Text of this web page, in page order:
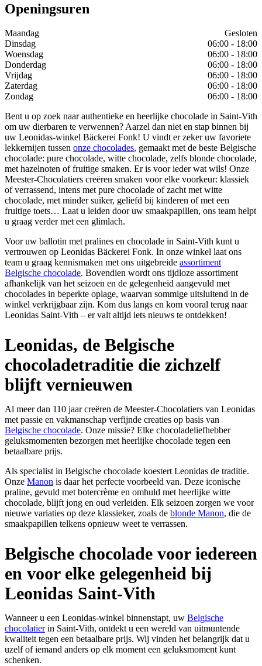
Openingsuren
Maandag
Gesloten
Dinsdag
06:00 - 18:00
Woensdag
06:00 - 18:00
Donderdag
06:00 - 18:00
Vrijdag
06:00 - 18:00
Zaterdag
06:00 - 18:00
Zondag
06:00 - 18:00
Bent u op zoek naar authentieke en heerlijke chocolade in Saint-Vith
om uw dierbaren te verwennen? Aarzel dan niet en stap binnen bij
uw Leonidas-winkel Bäckerei Fonk! U vindt er zeker uw favoriete
lekkernijen tussen onze chocolades, gemaakt met de beste Belgische
chocolade: pure chocolade, witte chocolade, zelfs blonde chocolade,
met hazelnoten of fruitige smaken. Er is voor ieder wat wils! Onze
Meester-Chocolatiers creëren smaken voor elke voorkeur: klassiek
of verrassend, intens met pure chocolade of zacht met witte
chocolade, met minder suiker, geliefd bij kinderen of met een
fruitige toets… Laat u leiden door uw smaakpapillen, ons team helpt
u graag verder met een glimlach.
Voor uw ballotin met pralines en chocolade in Saint-Vith kunt u
vertrouwen op Leonidas Bäckerei Fonk. In onze winkel laat ons
team u graag kennismaken met ons uitgebreide assortiment
Belgische chocolade. Bovendien wordt ons tijdloze assortiment
afhankelijk van het seizoen en de gelegenheid aangevuld met
chocolades in beperkte oplage, waarvan sommige uitsluitend in de
winkel verkrijgbaar zijn. Kom dus langs en kom vooral terug naar
Leonidas Saint-Vith – er valt altijd iets nieuws te ontdekken!
Leonidas, de Belgische
chocoladetraditie die zichzelf
blijft vernieuwen
Al meer dan 110 jaar creëren de Meester-Chocolatiers van Leonidas
met passie en vakmanschap verfijnde creaties op basis van
Belgische chocolade. Onze missie? Elke chocoladeliefhebber
geluksmomenten bezorgen met heerlijke chocolade tegen een
betaalbare prijs.
Als specialist in Belgische chocolade koestert Leonidas de traditie.
Onze Manon is daar het perfecte voorbeeld van. Deze iconische
praline, gevuld met botercrème en omhuld met heerlijke witte
chocolade, blijft jong en oud verleiden. Elk seizoen zorgen we voor
nieuwe variaties op deze klassieker, zoals de blonde Manon, die de
smaakpapillen telkens opnieuw weet te verrassen.
Belgische chocolade voor iedereen
en voor elke gelegenheid bij
Leonidas Saint-Vith
Wanneer u een Leonidas-winkel binnenstapt, uw Belgische
chocolatierin Saint-Vith, ontdekt u een wereld van uitmuntende
kwaliteit tegen een betaalbare prijs. Wij vinden het belangrijk dat u
uzelf of iemand anders op elk moment een geluksmoment kunt
schenken.